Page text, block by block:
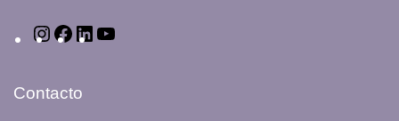
Contacto